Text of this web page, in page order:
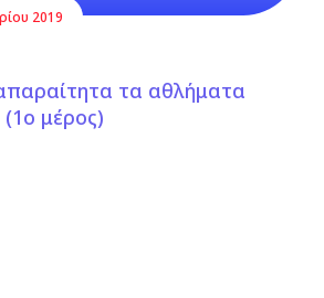
2019
απαραίτητα τα αθλήματα
μέρος)